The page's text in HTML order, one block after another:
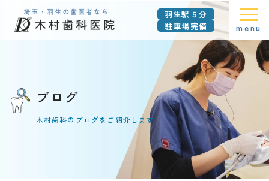
羽生駅５分
駐車場完備
menu
ブログ
木村歯科のブログをご紹介します